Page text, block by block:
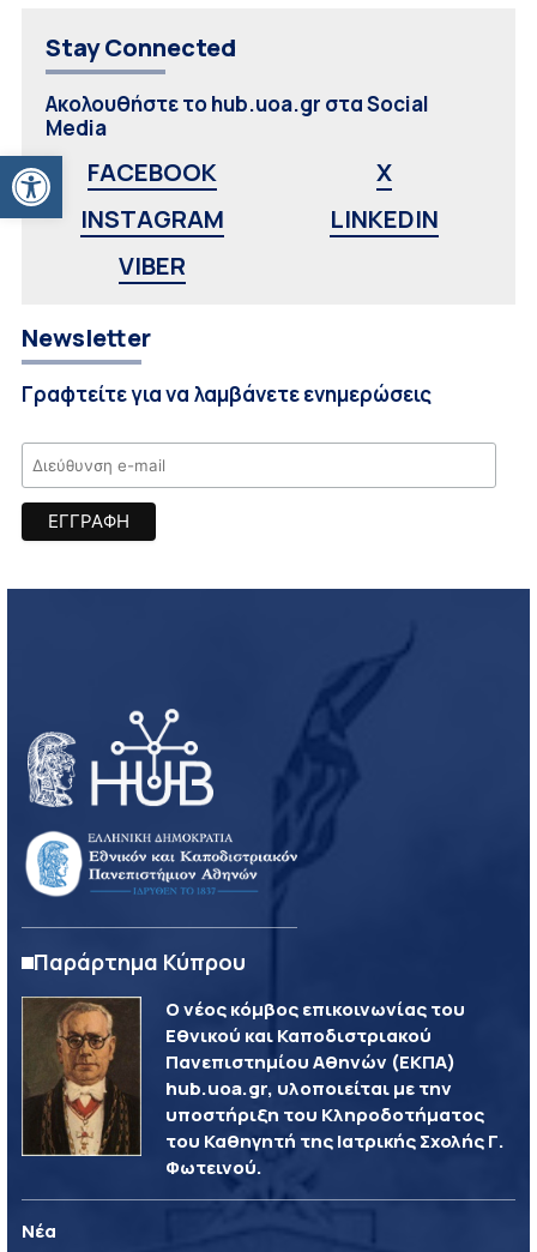
Ανοίξτε τη γραμμή εργαλείων
Stay Connected
Ακολουθήστε το hub.uoa.gr στα Social
Media
FACEBOOK
X
INSTAGRAM
LINKEDIN
VIBER
Newsletter
Γραφτείτε για να λαμβάνετε ενημερώσεις
Παράρτημα Κύπρου
Ο νέος κόμβος επικοινωνίας του
Εθνικού και Καποδιστριακού
Πανεπιστημίου Αθηνών (ΕΚΠΑ)
hub.uoa.gr, υλοποιείται με την
υποστήριξη του Κληροδοτήματος
του Καθηγητή της Ιατρικής Σχολής Γ.
Φωτεινού.
Νέα